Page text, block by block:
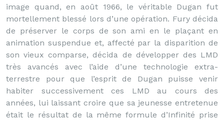
image quand, en août 1966, le véritable Dugan fut
mortellement blessé lors d’une opération. Fury décida
de préserver le corps de son ami en le plaçant en
animation suspendue et, affecté par la disparition de
son vieux comparse, décida de développer des LMD
très avancés avec l’aide d’une technologie extra-
terrestre pour que l’esprit de Dugan puisse venir
habiter successivement ces LMD au cours des
années, lui laissant croire que sa jeunesse entretenue
était le résultat de la même formule d’Infinité prise